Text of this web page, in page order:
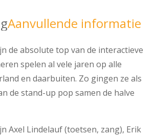
Aanvullende informatie
de absolute top van de interactieve
spelen al vele jaren op alle
en daarbuiten. Zo gingen ze als
de stand-up pop samen de halve
Axel Lindelauf (toetsen, zang), Erik